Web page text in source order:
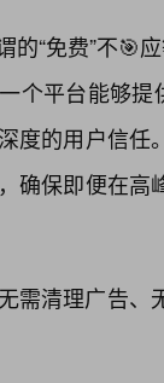
的“免费”不🎯
个平台能够
度的用户信
确保即便在
需清理广告